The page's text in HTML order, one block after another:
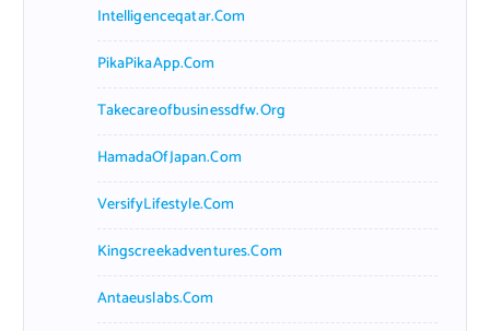
Intelligenceqatar.com
PikaPikaApp.com
Takecareofbusinessdfw.org
HamadaOfJapan.com
VersifyLifestyle.com
Kingscreekadventures.com
Antaeuslabs.com